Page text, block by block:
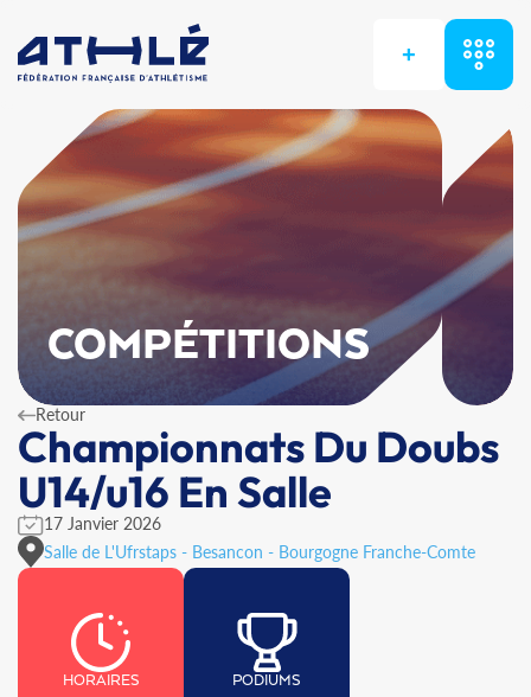
+
COMPÉTITIONS
Retour
Championnats Du Doubs
U14/u16 En Salle
17 Janvier 2026
Salle de L'Ufrstaps - Besancon - Bourgogne Franche-Comte
HORAIRES PODIUMS